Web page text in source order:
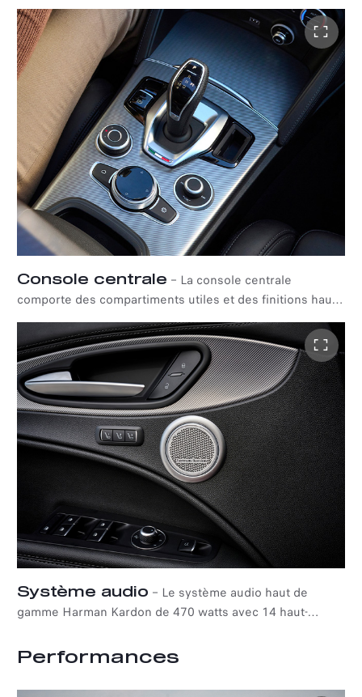
Console centrale – La console centrale
comporte des compartiments utiles et des finitions haut
de gamme.
Système audio – Le système audio haut de
gamme Harman Kardon de 470 watts avec 14 haut-
en option.
Performances